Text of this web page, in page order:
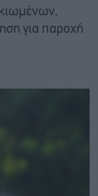
για παροχή